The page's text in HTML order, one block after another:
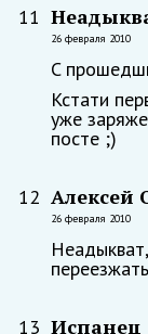
11
26 февраля 2010
C
Кстати
уже
посте ;)
12 Алексей
26 февраля 2010
13 Испанец